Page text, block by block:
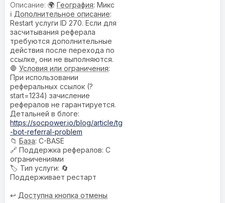
🌍 География: Микс
ℹ️ Дополнительное описание:
Restart услуги ID 270. Если для
засчитывания реферала
требуются дополнительные
действия после перехода по
ссылке, они не выполняются.
🛑 Условия или ограничения:
При использовании
реферальных ссылок (?
start=1234) зачисление
рефералов не гарантируется.
Детальней в блоге:
https://socpower.io/blog/article/tg
-bot-referral-problem
📁 База: C-BASE
🔗 Поддержка рефералов: С
ограничениями
🏷️ Тип услуги: 🔄
Поддерживает рестарт
↩️ Доступна кнопка отмены